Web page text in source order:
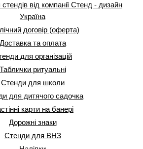
стендів від компанії Стенд - дизайн
Україна
договір (оферта)
Доставка та оплата
для організацій
Таблички ритуальні
Стенди для школи
для дитячого садочка
карти на банері
Дорожні знаки
Стенди для ВНЗ